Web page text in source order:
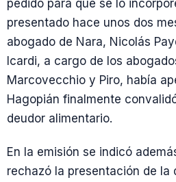
pedido para que se lo
presentado hace unos dos
abogado de Nara, Nicolás
Icardi, a cargo de los
Marcovecchio y Piro, había
Hagopián finalmente
deudor alimentario.
En la emisión se indicó
rechazó la presentación de la